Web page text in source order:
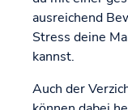
ausreichend
Stress deine
kannst.
Auch der